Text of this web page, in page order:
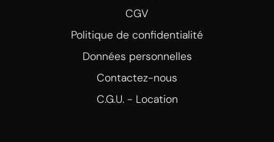
CGV
Politique de confidentialité
Données personnelles
Contactez-nous
C.G.U. - Location